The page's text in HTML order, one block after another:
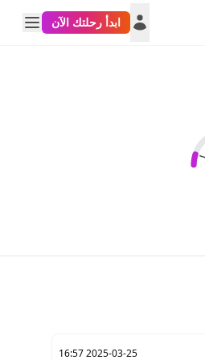
ابدأ رحلتك الآن
2025-03-25 16:57